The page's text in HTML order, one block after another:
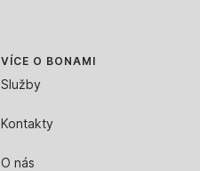
VÍCE O BONAMI
Služby
Kontakty
O nás